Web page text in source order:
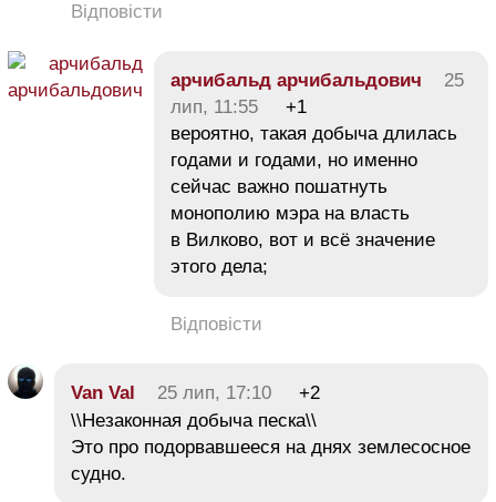
Відповісти
арчибальд арчибальдович
25
лип, 11:55
+1
вероятно, такая добыча длилась
годами и годами, но именно
сейчас важно пошатнуть
монополию мэра на власть
в Вилково, вот и всё значение
этого дела;
Відповісти
Van Val 25 лип, 17:10
+2
\\Незаконная добыча песка\\
Это про подорвавшееся на днях землесосное
судно.